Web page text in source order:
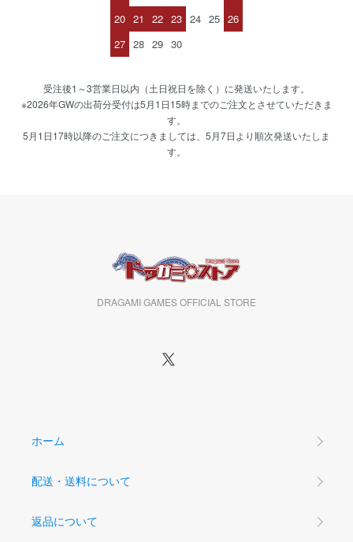
20 21 22 23 24 25 26
27 28 29 30
受注後1～3営業日以内（土日祝日を除く）に発送いたします。
※2026年GWの出荷分受付は5月1日15時までのご注文とさせていただきま
す。
5月1日17時以降のご注文につきましては、5月7日より順次発送いたしま
す。
DRAGAMI GAMES OFFICIAL STORE
ホーム
配送・送料について
返品について